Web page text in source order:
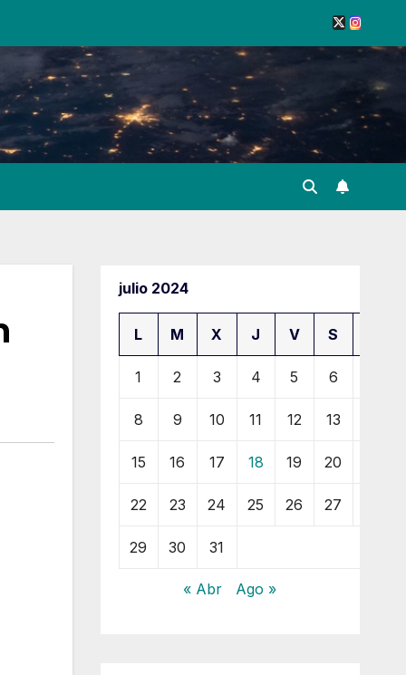
julio 2024
L M X J V S
1 2 3 4 5 6
8 9 10 11 12 13
15 16 17 18 19 20
22 23 24 25 26 27
29 30 31
« Abr Ago »